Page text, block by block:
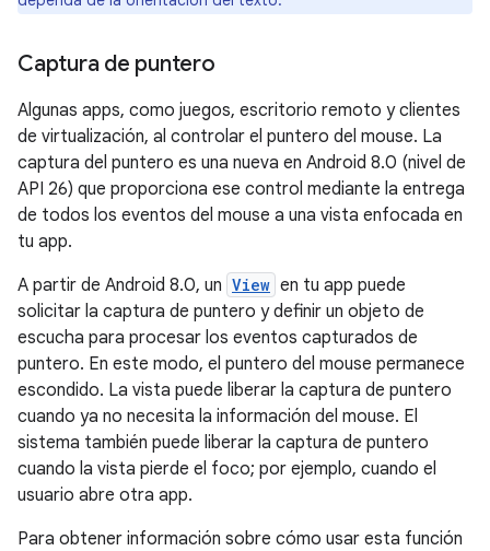
Captura de puntero
Algunas apps, como juegos, escritorio remoto y clientes
de virtualización, al controlar el puntero del mouse. La
captura del puntero es una nueva en Android 8.0 (nivel de
API 26) que proporciona ese control mediante la entrega
de todos los eventos del mouse a una vista enfocada en
tu app.
A partir de Android 8.0, un View en tu app puede
solicitar la captura de puntero y definir un objeto de
escucha para procesar los eventos capturados de
puntero. En este modo, el puntero del mouse permanece
escondido. La vista puede liberar la captura de puntero
cuando ya no necesita la información del mouse. El
sistema también puede liberar la captura de puntero
cuando la vista pierde el foco; por ejemplo, cuando el
usuario abre otra app.
Para obtener información sobre cómo usar esta función